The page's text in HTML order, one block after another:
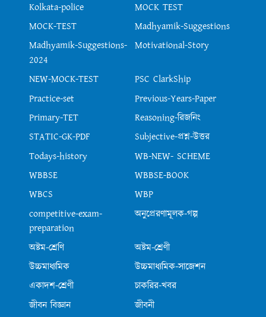
Kolkata-police
MOCK TEST
MOCK-TEST
Madhyamik-Suggestions
Madhyamik-Suggestions-
2024
Motivational-Story
NEW-MOCK-TEST
PSC ClarkShip
Practice-set
Previous-Years-Paper
Primary-TET
Reasoning-রিজনিং
STATIC-GK-PDF
Subjective-প্রশ্ন-উত্তর
Todays-history
WB-NEW- SCHEME
WBBSE
WBBSE-BOOK
WBCS
WBP
competitive-exam-
preparation
অনুপ্রেরণামূলক-গল্প
অষ্টম-শ্রেণি
অষ্টম-শ্রেণী
উচ্চমাধ্যমিক
উচ্চমাধ্যমিক-সাজেশন
একাদশ-শ্রেণী
চাকরির-খবর
জীবন বিজ্ঞান
জীবনী